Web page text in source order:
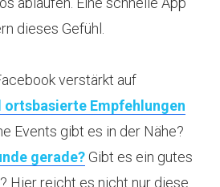
dieses Gefühl.
verstärkt auf
Empfehlungen
Events gibt es in der Nähe?
gerade? Gibt es ein gutes
Hier reicht es nicht nur diese